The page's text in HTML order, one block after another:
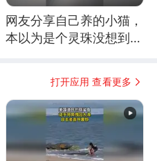
网友分享自己养的小猫，
本以为是个灵珠没想到是
打开应用 查看更多